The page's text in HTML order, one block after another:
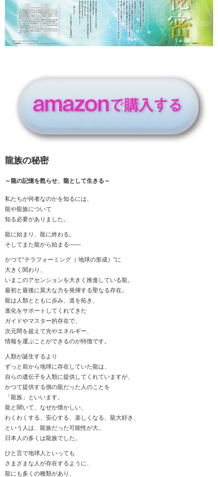
龍族の秘密
～龍の記憶を甦らせ、龍として生きる～
私たちが何者なのかを知るには、
龍や龍族について
知る必要がありました。
龍に始まり、龍に終わる。
そしてまた龍から始まる――
かつて“テラフォーミング（ 地球の形成）”に
大きく関わり、
いまこのアセンションを大きく推進している龍。
最初と最後に莫大な力を発揮する聖なる存在。
龍は人類とともに歩み、道を拓き、
進化をサポートしてくれてきた
ガイドやマスター的存在で、
次元間を超えて光やエネルギー、
情報を運ぶことができるのが特徴です。
人類が誕生するより
ずっと前から地球に存在していた龍は、
自らの遺伝子を人類に提供してくれていますが、
かつて提供する側の龍だった人のことを
「龍族」といいます。
龍と聞いて、なぜか懐かしい、
わくわくする、安心する、楽しくなる、龍大好き、
という人は、龍族だった可能性が大。
日本人の多くは龍族でした。
ひと言で地球人といっても
さまざまな人が存在するように、
龍にも多くの種類があり、